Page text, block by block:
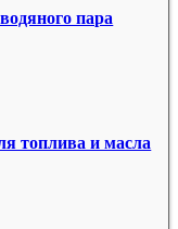
пара
топлива и масла